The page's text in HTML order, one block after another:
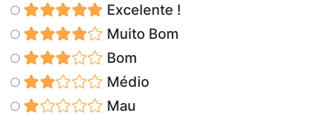
Excelente !
Muito Bom
Bom
Médio
Mau